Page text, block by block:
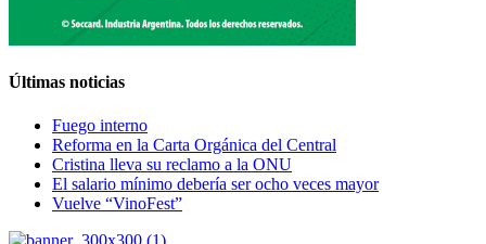
Últimas noticias
Fuego interno
Reforma en la Carta Orgánica del Central
Cristina lleva su reclamo a la ONU
El salario mínimo debería ser ocho veces mayor
Vuelve “VinoFest”